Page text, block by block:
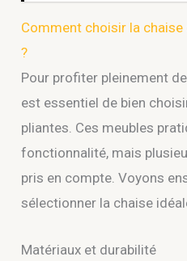
Comment choisir la
?
Pour profiter pleinement
est essentiel de bien
pliantes. Ces meubles
fonctionnalité, mais
pris en compte. Voyons
sélectionner la chaise
Matériaux et durabilité